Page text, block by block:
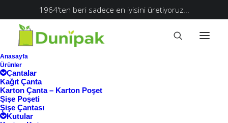
1964'ten beri sadece en iyisini üretiyoruz...
Anasayfa
Ürünler
Çantalar
Kağıt Çanta
Karton Çanta – Karton Poşet
Şişe Poşeti
Şişe Çantası
Kutular